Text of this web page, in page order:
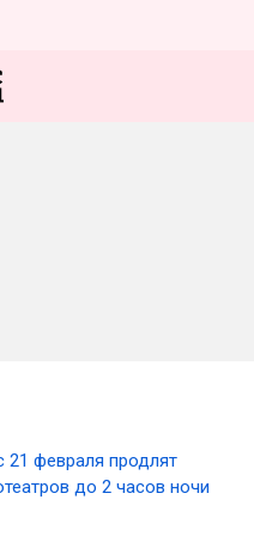
21 февраля продлят
до 2 часов ночи